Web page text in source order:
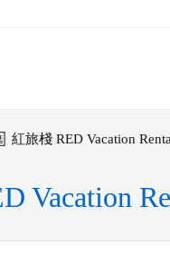
紅旅棧 RED Vacation
Vacation